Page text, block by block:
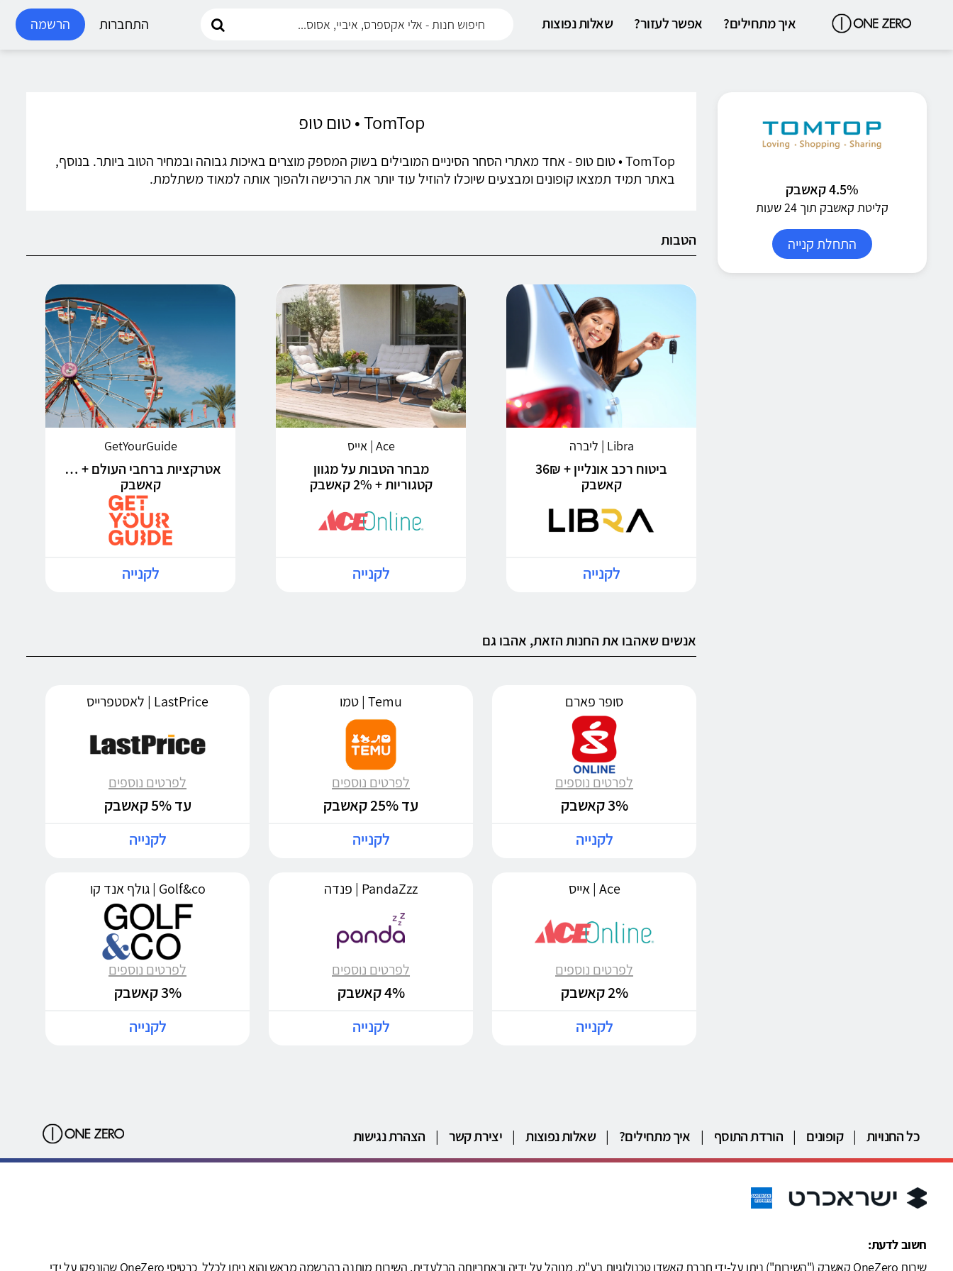
איך מתחילים? אפשר לעזור? שאלות נפוצות הרשמה התחברות
4.5% קאשבק
קליטת קאשבק תוך 24 שעות
התחלת קנייה
TomTop • טום טופ
TomTop • טום טופ - אחד מאתרי הסחר הסיניים המובילים בשוק המספק מוצרים באיכות גבוהה ובמחיר הטוב ביותר. בנוסף,
באתר תמיד תמצאו קופונים ומבצעים שיוכלו להוזיל עוד יותר את הרכישה ולהפוך אותה למאוד משתלמת.
הטבות
Libra | ליברה
ביטוח רכב אונליין + 36₪
קאשבק
לקנייה
Ace | אייס
מבחר הטבות על מגוון
קטגוריות + 2% קאשבק
לקנייה
GetYourGuide
אטרקציות ברחבי העולם + 5%
קאשבק
לקנייה
אנשים שאהבו את החנות הזאת, אהבו גם
סופר פארם
לפרטים נוספים
3% קאשבק
לקנייה
Temu | טמו
לפרטים נוספים
עד 25% קאשבק
לקנייה
LastPrice | לאסטפרייס
לפרטים נוספים
עד 5% קאשבק
לקנייה
Ace | אייס
לפרטים נוספים
2% קאשבק
לקנייה
PandaZzz | פנדה
לפרטים נוספים
4% קאשבק
לקנייה
Golf&co | גולף אנד קו
לפרטים נוספים
3% קאשבק
לקנייה
כל החנויות | קופונים | הורדת התוסף | איך מתחילים? | שאלות נפוצות | יצירת קשר | הצהרת נגישות
חשוב לדעת:
שירות OneZero קאשבק ("השירות") ניתן על-ידי חברת קאשדו טכנולוגיות בע"מ, מנוהל על ידיה ובאחריותה הבלעדית. השירות מותנה בהרשמה מראש והוא ניתן לכלל כרטיסי OneZero שהונפקו על ידי